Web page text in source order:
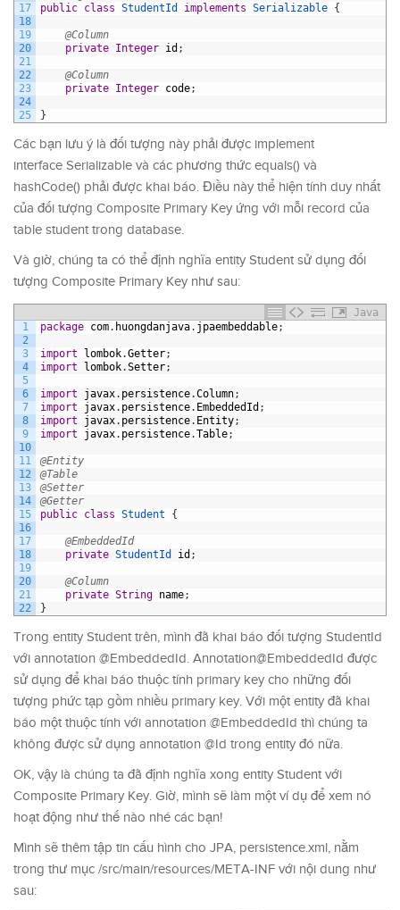
17
18
19
20
21
22
23
24
25
public class StudentId implements Serializable {
@Column
private Integer id ;
@Column
private Integer code;
}
Các bạn lưu ý là đối tượng này phải được implement
interface Serializable và các phương thức equals() và
hashCode() phải được khai báo. Điều này thể hiện tính duy nhất
của đối tượng Composite Primary Key ứng với mỗi record của
table student trong database.
Và giờ, chúng ta có thể định nghĩa entity Student sử dụng đối
tượng Composite Primary Key như sau:
Java
1
2
3
4
5
6
7
8
9
10
11
12
13
14
15
16
17
18
19
20
21
22
package com. huongdanjava. jpaembeddable;
import lombok.Getter;
import
lombok.Setter;
import javax. persistence.Column;
import
javax. persistence. EmbeddedId ;
import
javax. persistence. Entity;
import
javax. persistence.Table;
@Entity
@Table
@Setter
@Getter
public class Student {
@EmbeddedId
private StudentId id ;
@Column
private String name;
}
Trong entity Student trên, mình đã khai báo đối tượng StudentId
với annotation @EmbeddedId. Annotation@EmbeddedId được
sử dụng để khai báo thuộc tính primary key cho những đối
tượng phức tạp gồm nhiều primary key. Với một entity đã khai
báo một thuộc tính với annotation @EmbeddedId thì chúng ta
không được sử dụng annotation @Id trong entity đó nữa.
OK, vậy là chúng ta đã định nghĩa xong entity Student với
Composite Primary Key. Giờ, mình sẽ làm một ví dụ để xem nó
hoạt động như thế nào nhé các bạn!
Mình sẽ thêm tập tin cấu hình cho JPA, persistence.xml, nằm
trong thư mục /src/main/resources/META-INF với nội dung như
sau: